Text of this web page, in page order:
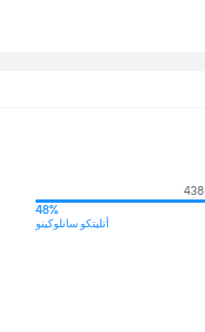
48%
أتليتكو سانلوكينو